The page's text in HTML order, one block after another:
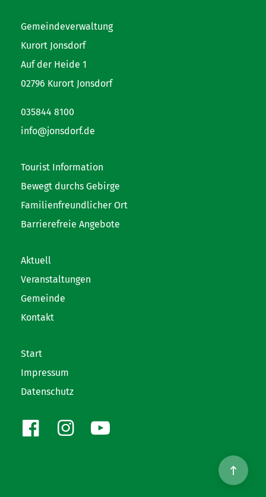
Gemeindeverwaltung
Kurort Jonsdorf
Auf der Heide 1
02796 Kurort Jonsdorf
035844 8100
info@jonsdorf.de
Tourist Information
Bewegt durchs Gebirge
Familienfreundlicher Ort
Barrierefreie Angebote
Aktuell
Veranstaltungen
Gemeinde
Kontakt
Start
Impressum
Datenschutz
FacebookInstagram